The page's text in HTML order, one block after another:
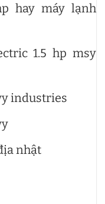
hay máy lạnh
1.5 hp msy
industries
nhật